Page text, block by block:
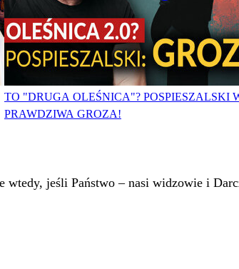
TO "DRUGA OLEŚNICA"? POSPIESZALSKI
PRAWDZIWA GROZA!
jeśli Państwo – nasi widzowie i